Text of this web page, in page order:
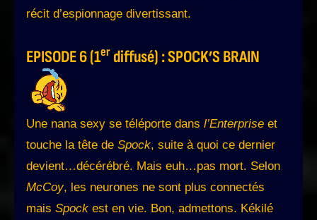
récit d’espionnage divertissant.
EPISODE 6 (1er diffusé) : SPOCK’S BRAIN
Une nana sexy se téléporte dans l’Enterprise et
touche la tête de Spock, suite à quoi ce dernier
devient…décérébré. Mais euh…pas mort. Selon
McCoy, les neurones ne sont plus connectés
mais Spock est en vie. Bon, admettons. Kékilé